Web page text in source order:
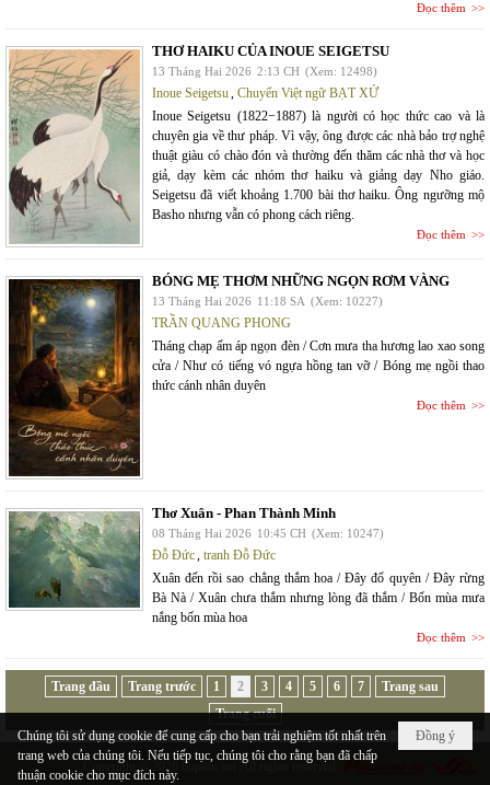
Đọc thêm
THƠ HAIKU CỦA INOUE SEIGETSU
13 Tháng Hai 2026 2:13 CH (Xem: 12498)
Inoue Seigetsu, Chuyển Việt ngữ BẠT XỨ
Inoue Seigetsu (1822−1887) là người có học thức cao và là
chuyên gia về thư pháp. Vì vậy, ông được các nhà bảo trợ nghệ
thuật giàu có chào đón và thường đến thăm các nhà thơ và học
giả, dạy kèm các nhóm thơ haiku và giảng dạy Nho giáo.
Seigetsu đã viết khoảng 1.700 bài thơ haiku. Ông ngưỡng mộ
Basho nhưng vẫn có phong cách riêng.
Đọc thêm
BÓNG MẸ THƠM NHỮNG NGỌN RƠM VÀNG
13 Tháng Hai 2026 11:18 SA (Xem: 10227)
TRẦN QUANG PHONG
Tháng chạp ấm áp ngọn đèn / Cơn mưa tha hương lao xao song
cửa / Như có tiếng vó ngựa hồng tan vỡ / Bóng mẹ ngồi thao
thức cánh nhân duyên
Đọc thêm
Thơ Xuân - Phan Thành Minh
08 Tháng Hai 2026 10:45 CH (Xem: 10247)
Đỗ Đức, tranh Đỗ Đức
Xuân đến rồi sao chẳng thắm hoa / Đây đổ quyên / Đây rừng
Bà Nà / Xuân chưa thắm nhưng lòng đã thắm / Bốn mùa mưa
nắng bốn mùa hoa
Đọc thêm
Trang đầu Trang trước 1 2 3 4 5 6 7
Trang sau
Trang cuối
Copyright © 2026 hopluu.net All rights reserved
Đồng ý
Chúng tôi sử dụng cookie để cung cấp cho bạn trải nghiệm tốt nhất trên
trang web của chúng tôi. Nếu tiếp tục, chúng tôi cho rằng bạn đã chấp
thuận cookie cho mục đích này.